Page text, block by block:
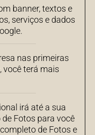
banner, textos e
serviços e dados
nas primeiras
você terá mais
irá até a sua
Fotos para você
de Fotos e